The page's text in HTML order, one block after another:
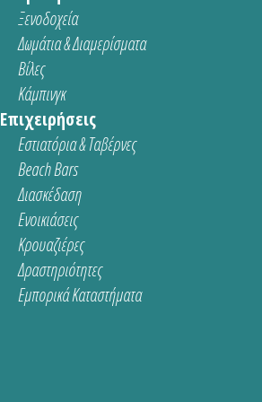
Ξενοδοχεία
Δωμάτια & Διαμερίσματα
Βίλες
Κάμπινγκ
Επιχειρήσεις
Εστιατόρια & Ταβέρνες
Beach Bars
Διασκέδαση
Ενοικιάσεις
Κρουαζιέρες
Δραστηριότητες
Εμπορικά Καταστήματα